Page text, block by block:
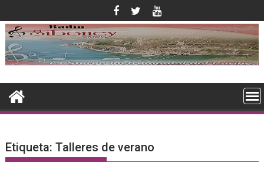
al
contenido
Etiqueta:Talleres de verano